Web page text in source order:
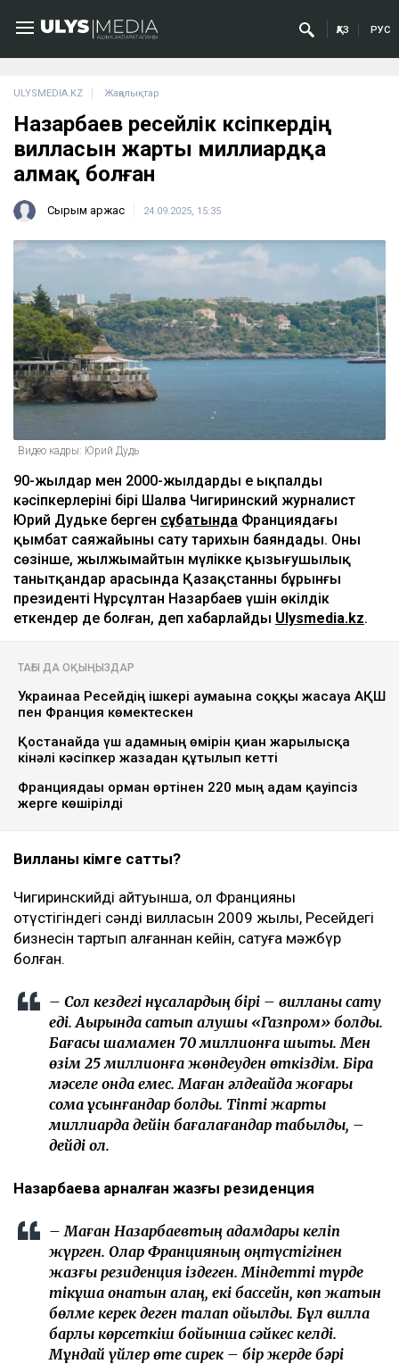
ҚАЗ РУС
ULYSMEDIA.KZ Жаңалықтар
Назарбаев ресейлік кәсіпкердің
вилласын жарты миллиардқа
алмақ болған
Сырым Қаржас 24.09.2025, 15:35
Видео кадры: Юрий Дудь
90-жылдар мен 2000-жылдардың ең ықпалды
кәсіпкерлерінің бірі Шалва Чигиринский журналист
Юрий Дудьке берген сұқбатында Франциядағы
қымбат саяжайының сату тарихын баяндады. Оның
сөзінше, жылжымайтын мүлікке қызығушылық
танытқандар арасында Қазақстанның бұрынғы
президенті Нұрсұлтан Назарбаев үшін өкілдік
еткендер де болған, деп хабарлайды Ulysmedia.kz.
ТАҒЫ ДА ОҚЫҢЫЗДАР
Украинаға Ресейдің ішкері аумағына соққы жасауға АҚШ
пен Франция көмектескен
Қостанайда үш адамның өмірін қиған жарылысқа
кінәлі кәсіпкер жазадан құтылып кетті
Франциядағы орман өртінен 220 мың адам қауіпсіз
жерге көшірілді
Вилланы кімге сатты?
Чигиринскийдің айтуынша, ол Францияның
оңтүстігіндегі сәнді вилласын 2009 жылы, Ресейдегі
бизнесін тартып алғаннан кейін, сатуға мәжбүр
болған.
– Сол кездегі нұсқалардың бірі – вилланы сату
еді. Ақырында сатып алушы «Газпром» болды.
Бағасы шамамен 70 миллионға шықты. Мен
өзім 25 миллионға жөндеуден өткіздім. Бірақ
мәселе онда емес. Маған әлдеқайда жоғары
сома ұсынғандар болды. Тіпті жарты
миллиардқа дейін бағалағандар табылды, –
дейді ол.
Назарбаевқа арналған жазғы резиденция
– Маған Назарбаевтың адамдары келіп
жүрген. Олар Францияның оңтүстігінен
жазғы резиденция іздеген. Міндетті түрде
тікұшақ қонатын алаң, екі бассейн, көп жатын
бөлме керек деген талап қойылды. Бұл вилла
барлық көрсеткіш бойынша сәйкес келді.
Мұндай үйлер өте сирек – бір жерде бәрі